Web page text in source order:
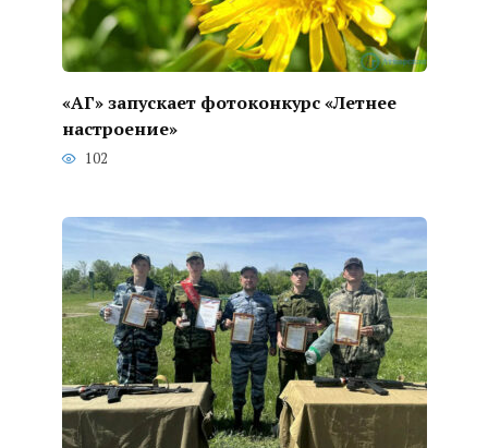
«АГ» запускает фотоконкурс «Летнее
настроение»
102